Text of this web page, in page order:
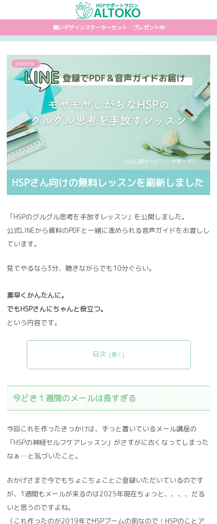
願いデザインスターターセット・プレゼント中
HSPさん向けの無料レッスンを刷新しました
HSP/HSC
「HSPのグルグル思考を手放すレッスン」を公開しました。
公式LINEから資料のPDFと一緒に進められる音声ガイドをお渡しし
ています。
見てやるなら3分、聴きながらでも10分ぐらい。
素早くかんたんに。
でもHSPさんにちゃんと役立つ。
という内容です。
目次
今どき１週間のメールは長すぎる
今回これを作ったきっかけは、ずっと置いているメール講座の
「HSPの神経セルフケアレッスン」がさすがに古くなってしまった
なぁ…と気づいたこと。
おかげさまで今でもちょこちょことご登録いただいているのです
が、1週間もメールが来るのは2025年現在ちょっと、、、、だる
いと思うのですよね。
（これ作ったのが2019年でHSPブームの前なので！HSPのことア